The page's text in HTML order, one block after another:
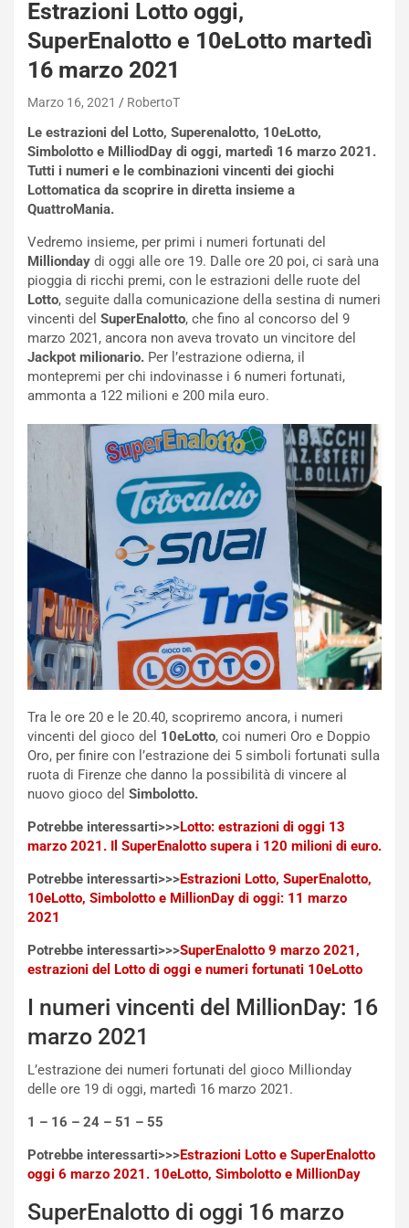
Estrazioni Lotto oggi,
SuperEnalotto e 10eLotto martedì
16 marzo 2021
Marzo 16, 2021 RobertoT
Le estrazioni del Lotto, Superenalotto, 10eLotto,
Simbolotto e MilliodDay di oggi, martedì 16 marzo 2021.
Tutti i numeri e le combinazioni vincenti dei giochi
Lottomatica da scoprire in diretta insieme a
QuattroMania.
Vedremo insieme, per primi i numeri fortunati del
Millionday di oggi alle ore 19. Dalle ore 20 poi, ci sarà una
pioggia di ricchi premi, con le estrazioni delle ruote del
Lotto, seguite dalla comunicazione della sestina di numeri
vincenti del SuperEnalotto, che fino al concorso del 9
marzo 2021, ancora non aveva trovato un vincitore del
Jackpot milionario. Per l’estrazione odierna, il
montepremi per chi indovinasse i 6 numeri fortunati,
ammonta a 122 milioni e 200 mila euro.
Tra le ore 20 e le 20.40, scopriremo ancora, i numeri
vincenti del gioco del 10eLotto, coi numeri Oro e Doppio
Oro, per finire con l’estrazione dei 5 simboli fortunati sulla
ruota di Firenze che danno la possibilità di vincere al
nuovo gioco del Simbolotto.
Potrebbe interessarti>>>Lotto: estrazioni di oggi 13
marzo 2021. Il SuperEnalotto supera i 120 milioni di euro.
Potrebbe interessarti>>>Estrazioni Lotto, SuperEnalotto,
10eLotto, Simbolotto e MillionDay di oggi: 11 marzo
2021
Potrebbe interessarti>>>SuperEnalotto 9 marzo 2021,
estrazioni del Lotto di oggi e numeri fortunati 10eLotto
I numeri vincenti del MillionDay: 16
marzo 2021
L’estrazione dei numeri fortunati del gioco Millionday
delle ore 19 di oggi, martedì 16 marzo 2021.
1 – 16 – 24 – 51 – 55
Potrebbe interessarti>>>Estrazioni Lotto e SuperEnalotto
oggi 6 marzo 2021. 10eLotto, Simbolotto e MillionDay
SuperEnalotto di oggi 16 marzo
NOTIZIE
N
s
s
a
n
Q
a
s
q
a
e
P
O
W
E
R
S
b
s
c
u